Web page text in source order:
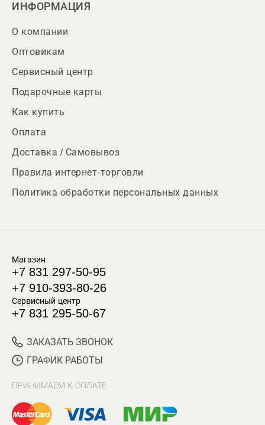
ИНФОРМАЦИЯ
О компании
Оптовикам
Сервисный центр
Подарочные карты
Как купить
Оплата
Доставка / Самовывоз
Правила интернет-торговли
Политика обработки персональных данных
Магазин
+7 831 297-50-95
+7 910-393-80-26
Сервисный центр
+7 831 295-50-67
ЗАКАЗАТЬ ЗВОНОК
ГРАФИК РАБОТЫ
ПРИНИМАЕМ К ОПЛАТЕ